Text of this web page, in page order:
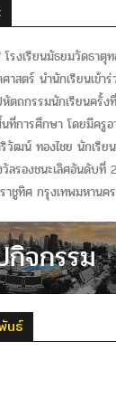
งเรียนมัธยมวัดธาตุ
าสตร์ นำนักเรียนเข้า
หัตถกรรมนักเรียนครั้ง
ที่การศึกษา โดยมีครู
วัฒน์ ทองไชย นักเรีย
วัลรองชนะเลิศอันดับ
ชูทิศ กรุงเทพมหานคร
นธ์